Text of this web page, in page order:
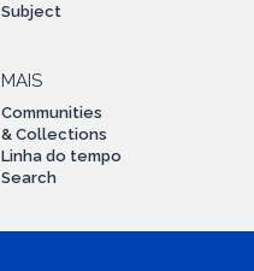
Subject
MAIS
Communities
& Collections
Linha do tempo
Search